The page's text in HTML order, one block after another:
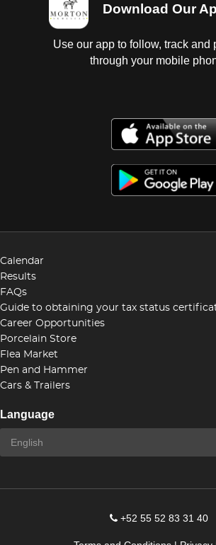
Download Our
Use our app to follow, track and
through your mobile
Calendar
Results
FAQs
Guide to obtaining your tax status
Career Opportunities
Porcelain Store
Flea Market
Pen and Hammer
Cars & Trailers
Language
+52 55 52 83 31 40